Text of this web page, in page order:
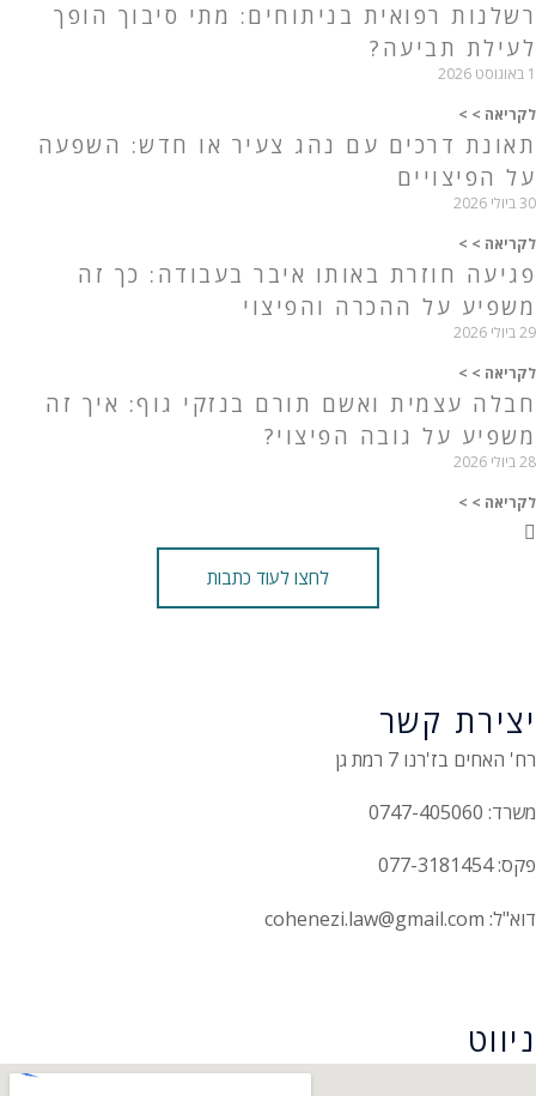
רשלנות רפואית בניתוחים: מתי סיבוך הופך
לעילת תביעה?
1 באוגוסט 2026
לקריאה > >
תאונת דרכים עם נהג צעיר או חדש: השפעה
על הפיצויים
30 ביולי 2026
לקריאה > >
פגיעה חוזרת באותו איבר בעבודה: כך זה
משפיע על ההכרה והפיצוי
29 ביולי 2026
לקריאה > >
חבלה עצמית ואשם תורם בנזקי גוף: איך זה
משפיע על גובה הפיצוי?
28 ביולי 2026
לקריאה > >
לחצו לעוד כתבות
יצירת קשר
רח' האחים בז'רנו 7 רמת גן
משרד: 0747-405060
פקס: 077-3181454
דוא"ל: cohenezi.law@gmail.com
ניווט